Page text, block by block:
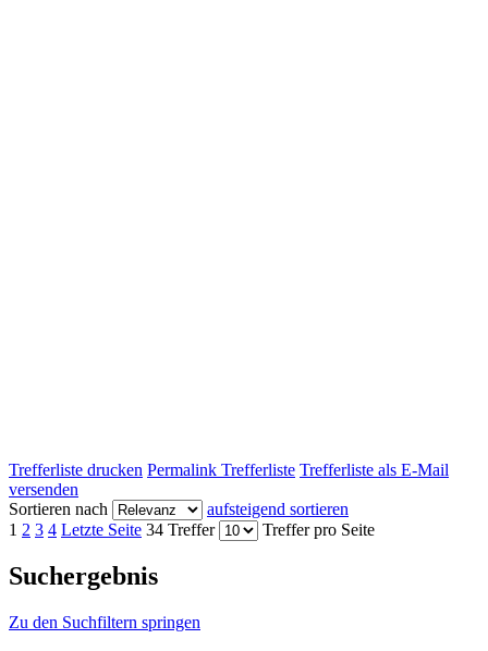
Trefferliste drucken Permalink Trefferliste Trefferliste als E-Mail
versenden
Sortieren nach
aufsteigend sortieren
1 2 3 4 Letzte Seite 34 Treffer Treffer pro Seite
Suchergebnis
Zu den Suchfiltern springen